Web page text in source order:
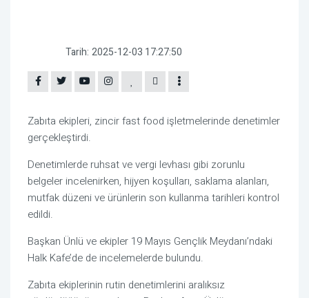
Tarih: 2025-12-03 17:27:50
Zabıta ekipleri, zincir fast food işletmelerinde denetimler
gerçekleştirdi.
Denetimlerde ruhsat ve vergi levhası gibi zorunlu
belgeler incelenirken, hijyen koşulları, saklama alanları,
mutfak düzeni ve ürünlerin son kullanma tarihleri kontrol
edildi.
Başkan Ünlü ve ekipler 19 Mayıs Gençlik Meydanı’ndaki
Halk Kafe’de de incelemelerde bulundu.
Zabıta ekiplerinin rutin denetimlerini aralıksız